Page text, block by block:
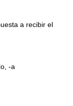
a recibir el
-a